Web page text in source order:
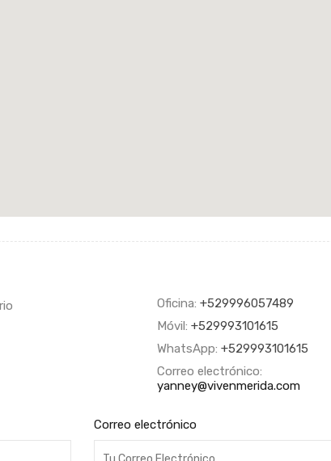
Oficina: +529996057489
Móvil: +529993101615
WhatsApp: +529993101615
Correo electrónico:
yanney@vivenmerida.com
Correo electrónico